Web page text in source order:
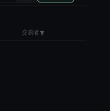
交易者